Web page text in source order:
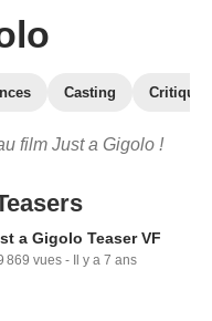
Casting
film Just a Gigolo !
a Gigolo Teaser VF
869 vues - Il y a 7 ans